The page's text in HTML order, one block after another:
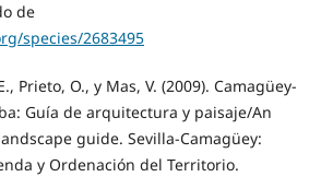
de
species/2683495
Prieto, O., y Mas, V. (2009). Camagüey-
Guía de arquitectura y paisaje/An
guide. Sevilla-Camagüey:
y Ordenación del Territorio.